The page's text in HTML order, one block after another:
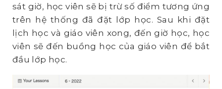
sát giờ, học viên sẽ bị trừ số điểm tương ứng
trên hệ thống đã đặt lớp học. Sau khi đặt
lịch học và giáo viên xong, đến giờ học, học
viên sẽ đến buồng học của giáo viên để bắt
đầu lớp học.